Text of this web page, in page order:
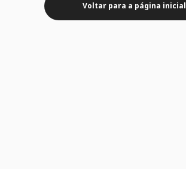
Voltar para a página inicial